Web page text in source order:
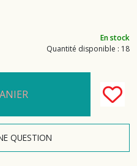
En stock
Quantité disponible : 18
QUESTION